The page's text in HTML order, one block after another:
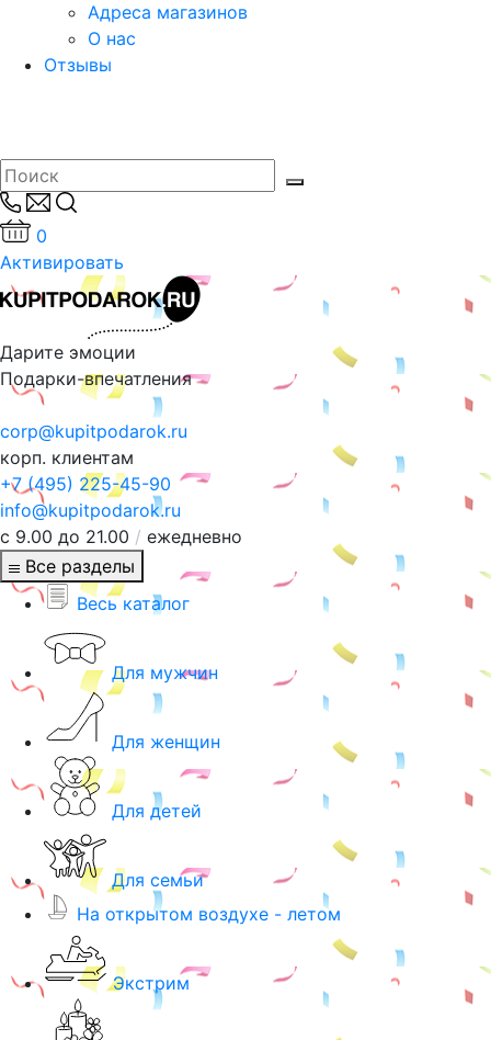
Адреса магазинов
О нас
Отзывы
0
Активировать
Дарите эмоции
Подарки-впечатления
corp@kupitpodarok.ru
корп. клиентам
+7 (495) 225-45-90
info@kupitpodarok.ru
с 9.00 до 21.00 / ежедневно
Все разделы
Весь каталог
Для мужчин
Для женщин
Для детей
Для семьи
На открытом воздухе - летом
Экстрим